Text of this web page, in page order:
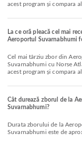
acest program și compara
La ce oră pleacă cel mai
Aeroportul Suvarnabhumi
Cel mai târziu zbor din Aeroportul Stockholm Arlanda către Aeroportul
Suvarnabhumi cu Norse
acest program și compara
Cât durează zborul de la
Suvarnabhumi?
Durata zborului de la Aeroportul Stockholm Arlanda la Aeroportul
Suvarnabhumi este de